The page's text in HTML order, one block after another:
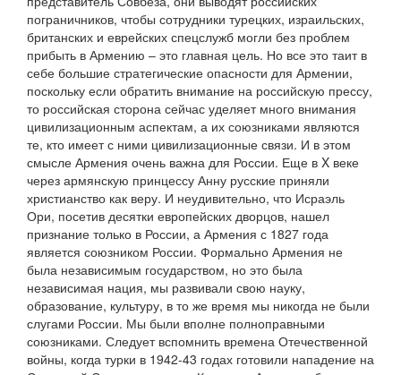
пограничников, чтобы сотрудники турецких, израильских,
британских и еврейских спецслужб могли без проблем
прибыть в Армению – это главная цель. Но все это таит в
себе большие стратегические опасности для Армении,
поскольку если обратить внимание на российскую прессу,
то российская сторона сейчас уделяет много внимания
цивилизационным аспектам, а их союзниками являются
те, кто имеет с ними цивилизационные связи. И в этом
смысле Армения очень важна для России. Еще в X веке
через армянскую принцессу Анну русские приняли
христианство как веру. И неудивительно, что Исраэль
Ори, посетив десятки европейских дворцов, нашел
признание только в России, а Армения с 1827 года
является союзником России. Формально Армения не
была независимым государством, но это была
независимая нация, мы развивали свою науку,
образование, культуру, в то же время мы никогда не были
слугами России. Мы были вполне полноправными
союзниками. Следует вспомнить времена Отечественной
войны, когда турки в 1942-43 годах готовили нападение на